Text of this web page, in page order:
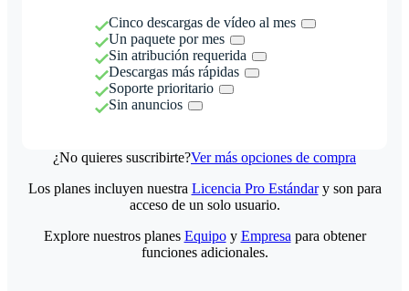
Cinco descargas de vídeo al mes
Un paquete por mes
Sin atribución requerida
Descargas más rápidas
Soporte prioritario
Sin anuncios
¿No quieres suscribirte?Ver más opciones de compra
Los planes incluyen nuestra Licencia Pro Estándary son para
acceso de un solo usuario.
Explore nuestros planes Equipoy Empresa para obtener
funciones adicionales.